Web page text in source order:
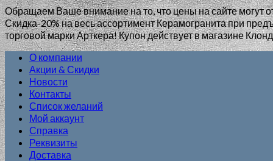
Обращаем Ваше внимание на то, что цены на сайте могут
Скидка-20% на весь ассортимент Керамогранита при
торговой марки Арткера! Купон действует в магазине
О компании
Акции & Скидки
Новости
Контакты
Список желаний
Мой аккаунт
Справка
Реквизиты
Доставка